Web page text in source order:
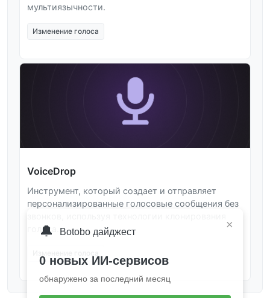
мультиязычности.
Изменение голоса
VoiceDrop
Инструмент, который создает и отправляет
персонализированные голосовые сообщения без
голоса.
×
🔔 Botobo дайджест
0 новых ИИ-сервисов
обнаружено за последний месяц